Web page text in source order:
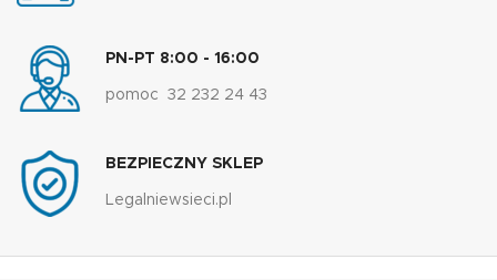
PN-PT 8:00 - 16:00
pomoc 32 232 24 43
BEZPIECZNY SKLEP
Legalniewsieci.pl